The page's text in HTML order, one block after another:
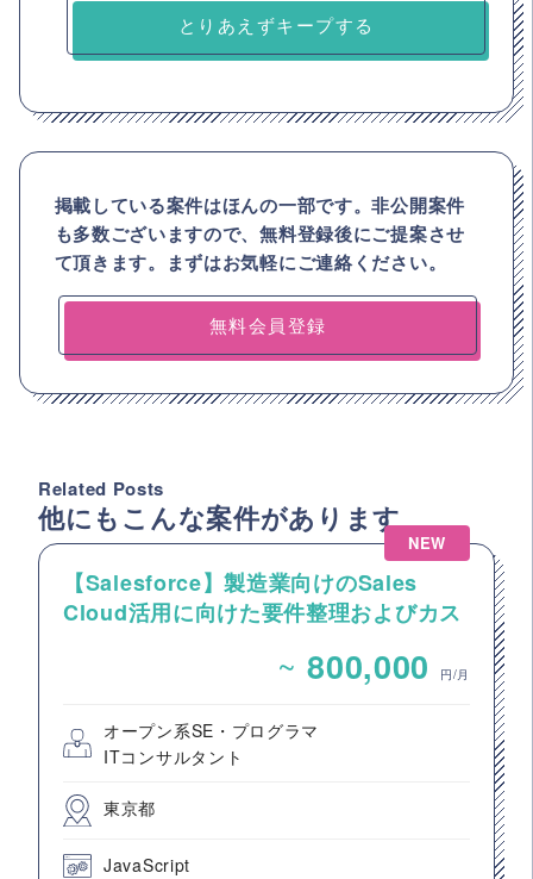
とりあえずキープする
掲載している案件はほんの一部です。非公開案件
も多数ございますので、無料登録後にご提案させ
て頂きます。まずはお気軽にご連絡ください。
無料会員登録
Related Posts
他にもこんな案件があります
NEW
【Salesforce】製造業向けのSales
Cloud活用に向けた要件整理およびカス
~ 800,000 円/月
オープン系SE・プログラマ
ITコンサルタント
東京都
JavaScript